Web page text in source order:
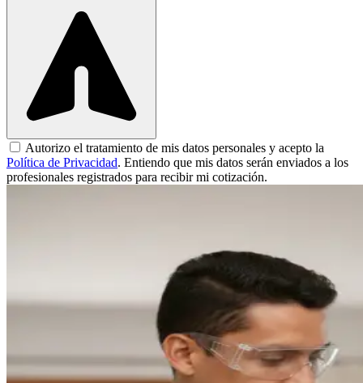
Autorizo el tratamiento de mis datos personales y acepto la
Política de Privacidad. Entiendo que mis datos serán enviados a los
profesionales registrados para recibir mi cotización.